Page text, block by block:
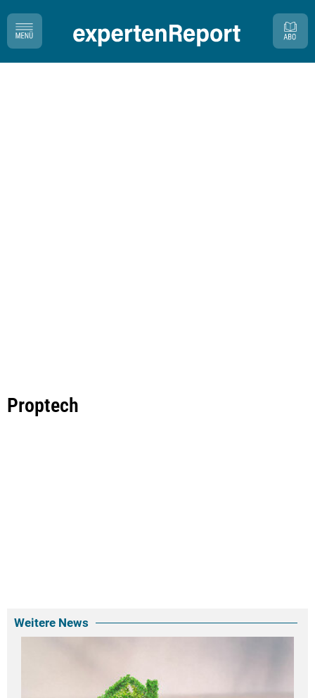
Proptech
Weitere News